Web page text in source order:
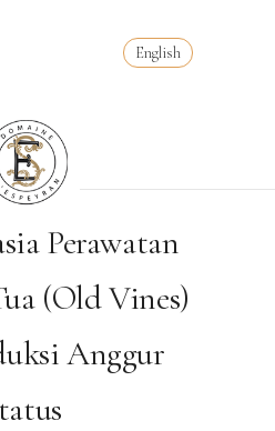
English
Perawatan
(Old Vines)
Anggur